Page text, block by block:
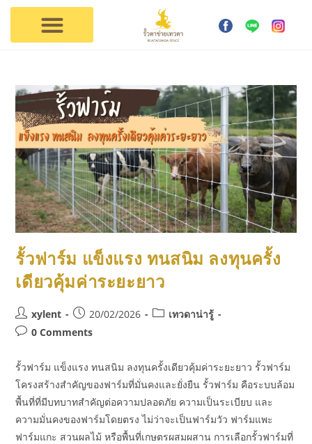
รั้วฟาร์ม แข็งแรง ทนสนิม ลงทุนครั้ง
เดียวคุ้มค่าระยะยาว
xylent 20/02/2026
เทวดาน่ารู้
0 Comments
รั้วฟาร์ม แข็งแรง ทนสนิม ลงทุนครั้งเดียวคุ้มค่าระยะยาว รั้วฟาร์ม
โครงสร้างสำคัญของฟาร์มที่มั่นคงและยั่งยืน รั้วฟาร์ม คือระบบล้อม
พื้นที่ที่มีบทบาทสำคัญต่อความปลอดภัย ความเป็นระเบียบ และ
ความมั่นคงของฟาร์มโดยตรง ไม่ว่าจะเป็นฟาร์มวัว ฟาร์มแพะ
ฟาร์มแกะ สวนผลไม้ หรือพื้นที่เกษตรผสมผสาน การเลือกรั้วฟาร์มที่